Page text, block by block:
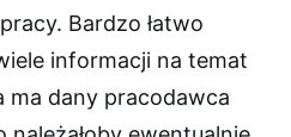
Bardzo łatwo
informacji na temat
ma dany pracodawca